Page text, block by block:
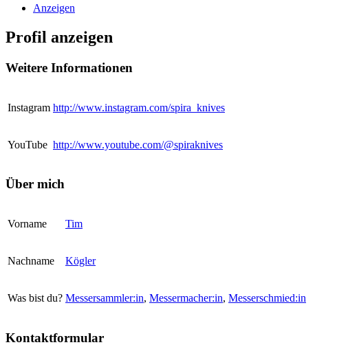
Anzeigen
Profil anzeigen
Weitere Informationen
Instagram http://www.instagram.com/spira_knives
YouTube http://www.youtube.com/@spiraknives
Über mich
Vorname Tim
Nachname Kögler
Was bist du? Messersammler:in, Messermacher:in, Messerschmied:in
Kontaktformular